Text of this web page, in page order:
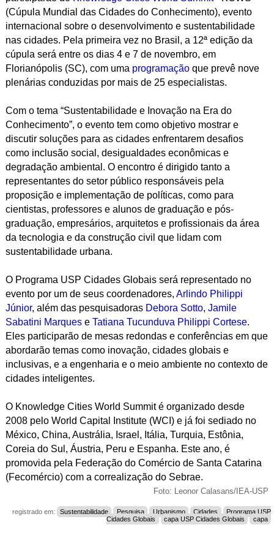
(Cúpula Mundial das Cidades do Conhecimento), evento
internacional sobre o desenvolvimento e sustentabilidade
nas cidades. Pela primeira vez no Brasil, a 12ª edição da
cúpula será entre os dias 4 e 7 de novembro, em
Florianópolis (SC), com uma programaçãoque prevê nove
plenárias conduzidas por mais de 25 especialistas.
Com o tema “Sustentabilidade e Inovação na Era do
Conhecimento”, o evento tem como objetivo mostrar e
discutir soluções para as cidades enfrentarem desafios
como inclusão social, desigualdades econômicas e
degradação ambiental. O encontro é dirigido tanto a
representantes do setor público responsáveis pela
proposição e implementação de políticas, como para
cientistas, professores e alunos de graduação e pós-
graduação, empresários, arquitetos e profissionais da área
da tecnologia e da construção civil que lidam com
sustentabilidade urbana.
O Programa USP Cidades Globais será representado no
evento por um de seus coordenadores, Arlindo Philippi
Júnior, além das pesquisadoras Debora Sotto, Jamile
Sabatini Marquese Tatiana Tucunduva Philippi Cortese.
Eles participarão de mesas redondas e conferências em que
abordarão temas como inovação, cidades globais e
inclusivas, e a engenharia e o meio ambiente no contexto de
cidades inteligentes.
O Knowledge Cities World Summit é organizado desde
2008 pelo World Capital Institute (WCI) e já foi sediado no
México, China, Austrália, Israel, Itália, Turquia, Estônia,
Coreia do Sul, Áustria, Peru e Espanha. Este ano, é
promovida pela Federação do Comércio de Santa Catarina
(Fecomércio) com a correalização do Sebrae.
Foto: Leonor Calasans/IEA-USP
registrado em: Sustentabilidade Pesquisa Urbanismo Cidades
Programa USP
Cidades Globais
capa USP Cidades Globais capa